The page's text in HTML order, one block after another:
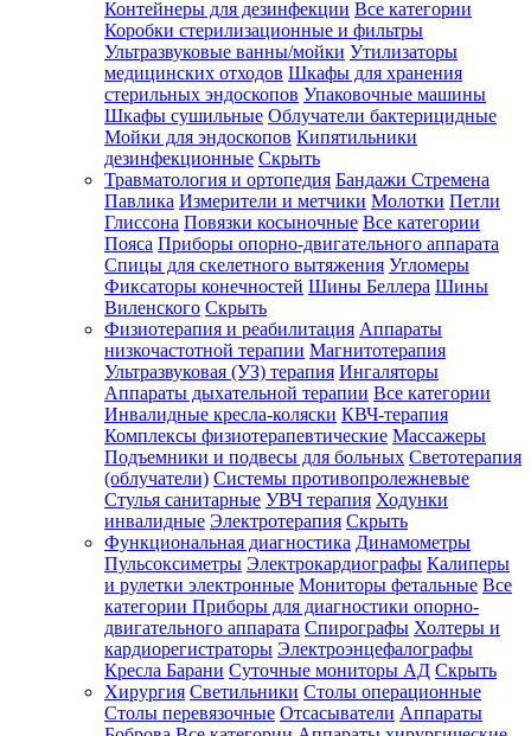
Контейнеры для дезинфекции Все категории
Коробки стерилизационные и фильтры
Ультразвуковые ванны/мойки Утилизаторы
медицинских отходов Шкафы для хранения
стерильных эндоскопов Упаковочные машины
Шкафы сушильные Облучатели бактерицидные
Мойки для эндоскопов Кипятильники
дезинфекционные Скрыть
Травматология и ортопедия Бандажи Стремена
Павлика Измерители и метчики Молотки Петли
Глиссона Повязки косыночные Все категории
Пояса Приборы опорно-двигательного аппарата
Спицы для скелетного вытяжения Угломеры
Фиксаторы конечностей Шины Беллера Шины
Виленского Скрыть
Физиотерапия и реабилитация Аппараты
низкочастотной терапии Магнитотерапия
Ультразвуковая (УЗ) терапия Ингаляторы
Аппараты дыхательной терапии Все категории
Инвалидные кресла-коляски КВЧ-терапия
Комплексы физиотерапевтические Массажеры
Подъемники и подвесы для больных Светотерапия
(облучатели) Системы противопролежневые
Стулья санитарные УВЧ терапия Ходунки
инвалидные Электротерапия Скрыть
Функциональная диагностика Динамометры
Пульсоксиметры Электрокардиографы Калиперы
и рулетки электронные Мониторы фетальные Все
категории Приборы для диагностики опорно-
двигательного аппарата Спирографы Холтеры и
кардиорегистраторы Электроэнцефалографы
Кресла Барани Суточные мониторы АД Скрыть
Хирургия Светильники Столы операционные
Столы перевязочные Отсасыватели Аппараты